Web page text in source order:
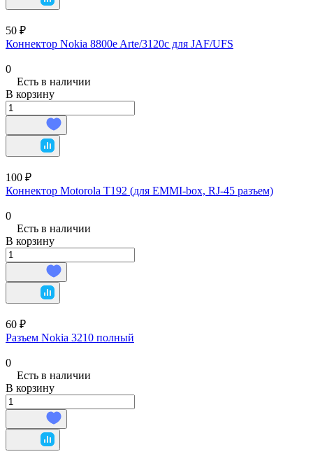
50 ₽
Коннектор Nokia 8800e Arte/3120c для JAF/UFS
0
Есть в наличии
В корзину
100 ₽
Коннектор Motorola T192 (для EMMI-box, RJ-45 разъем)
0
Есть в наличии
В корзину
60 ₽
Разъем Nokia 3210 полный
0
Есть в наличии
В корзину